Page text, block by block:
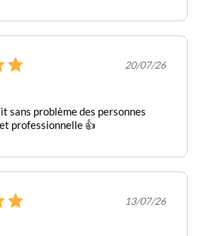
20/07/26
sans problème des personnes
professionnelle 👍
13/07/26